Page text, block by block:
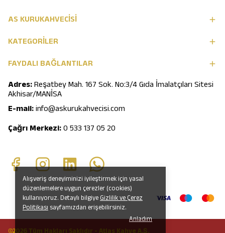
Alışveriş deneyiminizi iyileştirmek için yasal
düzenlemelere uygun çerezler (cookies)
kullanıyoruz. Detaylı bilgiye Gizlilik ve Çerez
Politikası sayfamızdan erişebilirsiniz.
Anladım
AS KURUKAHVECİSİ
KATEGORİLER
FAYDALI BAĞLANTILAR
Adres:Reşatbey Mah. 167 Sok. No:3/4 Gıda İmalatçıları Sitesi
Akhisar/MANİSA
E-mail:info@askurukahvecisi.com
Çağrı Merkezi:0 533 137 05 20
©2026 Tüm Hakları Saklıdır - Atlas Kahve A.Ş.